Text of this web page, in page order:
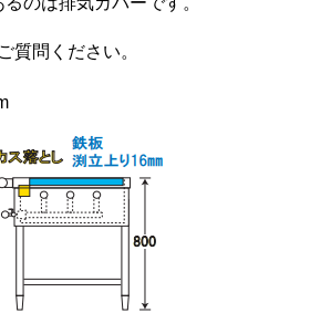
質問ください。